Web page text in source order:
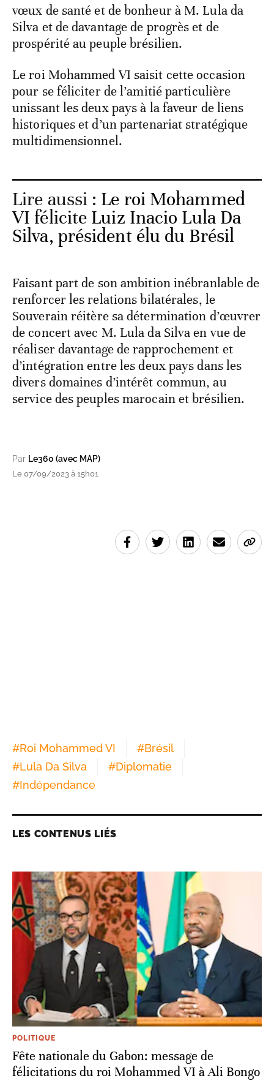
vœux de santé et de bonheur à M. Lula da
Silva et de davantage de progrès et de
prospérité au peuple brésilien.
Le roi Mohammed VI saisit cette occasion
pour se féliciter de l’amitié particulière
unissant les deux pays à la faveur de liens
historiques et d’un partenariat stratégique
multidimensionnel.
Lire aussi : Le roi Mohammed
VI félicite Luiz Inacio Lula Da
Silva, président élu du Brésil
Faisant part de son ambition inébranlable de
renforcer les relations bilatérales, le
Souverain réitère sa détermination d’œuvrer
de concert avec M. Lula da Silva en vue de
réaliser davantage de rapprochement et
d’intégration entre les deux pays dans les
divers domaines d’intérêt commun, au
service des peuples marocain et brésilien.
Par Le360 (avec MAP)
Le 07/09/2023 à 15h01
#Roi Mohammed VI #Brésil
#Lula Da Silva #Diplomatie
#Indépendance
LES CONTENUS LIÉS
POLITIQUE
Fête nationale du Gabon: message de
félicitations du roi Mohammed VI à Ali Bongo